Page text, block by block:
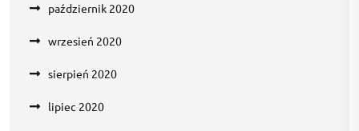
październik 2020
wrzesień 2020
sierpień 2020
lipiec 2020